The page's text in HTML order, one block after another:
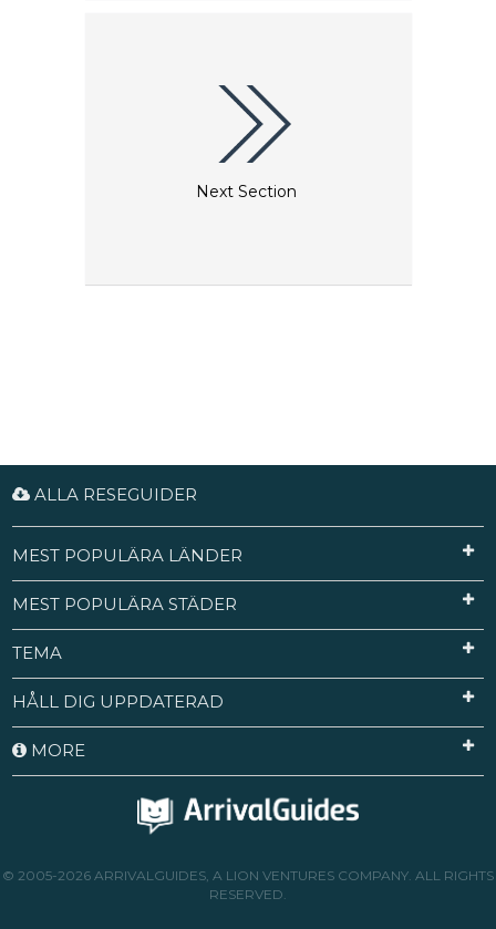
experiment och testa dina kunskaper i
utställningen Skjuta protoner och kittla elektroner.
Ta dig an DigiWall och tävla mot en kompis när du
navigerar på en digital klättervägg som tänjer på
dina gränser. Du kan även släppa loss din
bygga en raket med det innovativa 4DFrame-
Next Section
ALLA RESEGUIDER
MEST POPULÄRA LÄNDER
MEST POPULÄRA STÄDER
TEMA
HÅLL DIG UPPDATERAD
MORE
© 2005-2026 ARRIVALGUIDES, A LION VENTURES COMPANY. ALL RIGHTS
RESERVED.